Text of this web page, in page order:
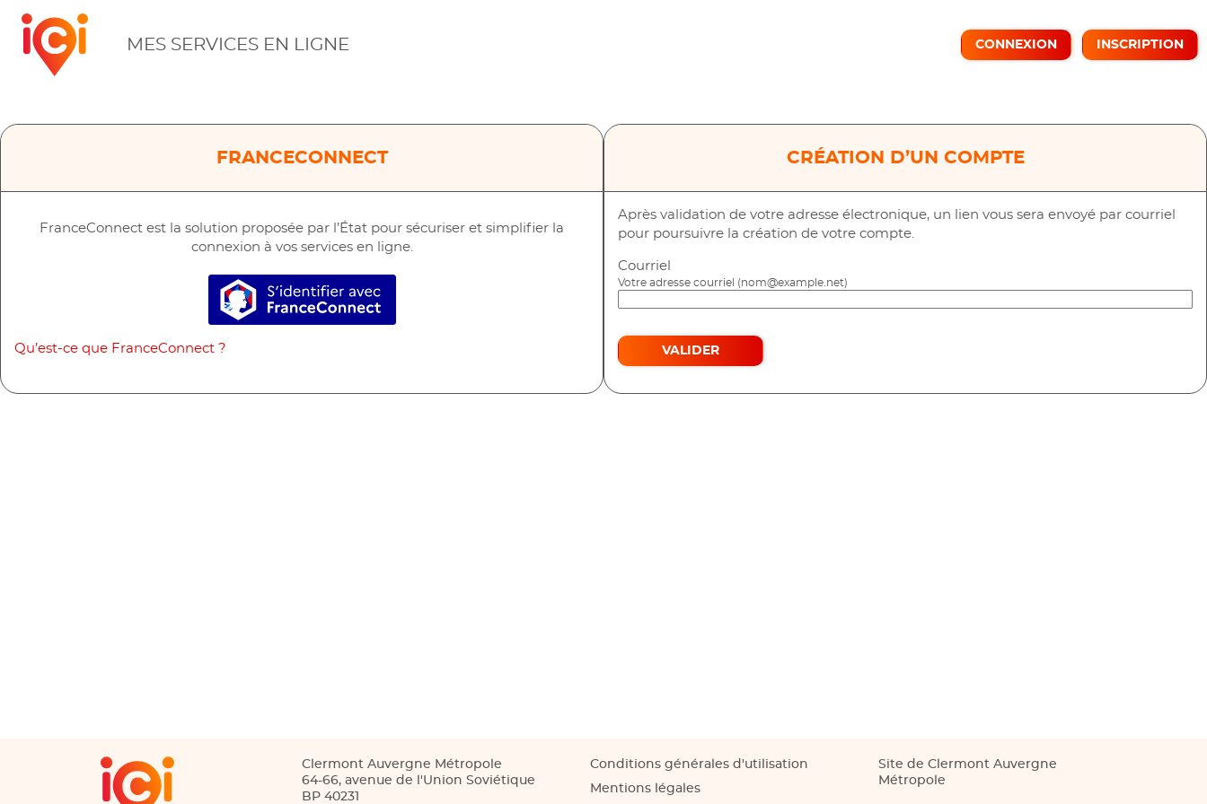
ICI
MES SERVICES EN LIGNE CONNEXION INSCRIPTION
FRANCECONNECT
FranceConnect est la solution proposée par l’État pour sécuriser et simplifier la
connexion à vos services en ligne.
S’identifier avec FranceConnect
Qu’est-ce que FranceConnect ?
CRÉATION D’UN COMPTE
Après validation de votre adresse électronique, un lien vous sera envoyé par courriel
pour poursuivre la création de votre compte.
Courriel
Votre adresse courriel (nom@example.net)
VALIDER
Clermont Auvergne Métropole
64-66, avenue de l'Union Soviétique
BP 40231
Conditions générales d'utilisation
Mentions légales
Site de Clermont Auvergne
Métropole